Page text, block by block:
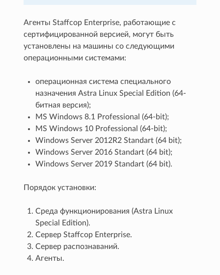
Агенты Staffcop Enterprise, работающие с
сертифицированной версией, могут быть
установлены на машины со следующими
операционными системами:
операционная система специального
назначения Astra Linux Special Edition (64-
битная версия);
MS Windows 8.1 Professional (64-bit);
MS Windows 10 Professional (64-bit);
Windows Server 2012R2 Standart (64 bit);
Windows Server 2016 Standart (64 bit);
Windows Server 2019 Standart (64 bit).
Порядок установки:
Среда функционирования (Astra Linux
Special Edition).
Сервер Staffcop Enterprise.
Сервер распознаваний.
Агенты.